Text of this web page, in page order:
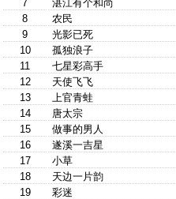
7
湛江有个和尚
8
农民
9
光影已死
10
孤独浪子
11
七星彩高手
12
天使飞飞
13
上官青蛙
14
唐太宗
15
做事的男人
16
遂溪一吉星
17
小草
18
天边一片韵
19
彩迷